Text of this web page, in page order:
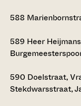
588
589 Heer
590 Doelstraat,
Stekdwarsstraat,